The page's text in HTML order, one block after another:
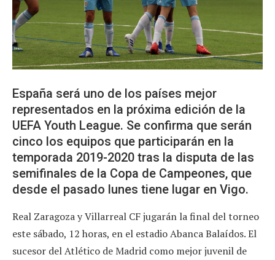
España será uno de los países mejor
representados en la próxima edición de la
UEFA Youth League. Se confirma que serán
cinco los equipos que participarán en la
temporada 2019-2020 tras la disputa de las
semifinales de la Copa de Campeones, que
desde el pasado lunes tiene lugar en Vigo.
Real Zaragoza y Villarreal CF jugarán la final del torneo
este sábado, 12 horas, en el estadio Abanca Balaídos. El
sucesor del Atlético de Madrid como mejor juvenil de